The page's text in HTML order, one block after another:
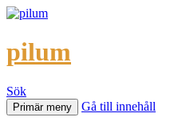
pilum
Sök
Primär meny Gå till innehåll